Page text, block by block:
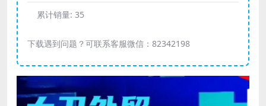
累计销量: 35
下载遇到问题？可联系客服微信：82342198